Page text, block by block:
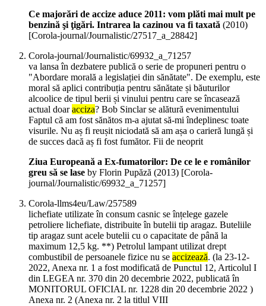
Ce majorări de accize aduce 2011: vom plăti mai mult pe
benzină şi ţigări. Intrarea la cazinou va fi taxată (2010)
[Corola-journal/Journalistic/27517_a_28842]
Corola-journal/Journalistic/69932_a_71257
va lansa în dezbatere publică o serie de propuneri pentru o
"Abordare morală a legislației din sănătate". De exemplu, este
moral să aplici contribuția pentru sănătate și băuturilor
alcoolice de tipul berii și vinului pentru care se încasează
actual doaracciza? Bob Sinclar se alătură evenimentului
Faptul că am fost sănătos m-a ajutat să-mi îndeplinesc toate
visurile. Nu aș fi reușit niciodată să am așa o carieră lungă și
de succes dacă aș fi fost fumător. Fii de neoprit
Ziua Europeană a Ex-fumatorilor: De ce le e românilor
greu să se lase by Florin Pupăză (2013) [Corola-
journal/Journalistic/69932_a_71257]
Corola-llms4eu/Law/257589
lichefiate utilizate în consum casnic se înțelege gazele
petroliere lichefiate, distribuite în butelii tip aragaz. Buteliile
tip aragaz sunt acele butelii cu o capacitate de până la
maximum 12,5 kg. **) Petrolul lampant utilizat drept
combustibil de persoanele fizice nu se accizează. (la 23-12-
2022, Anexa nr. 1 a fost modificată de Punctul 12, Articolul I
din LEGEA nr. 370 din 20 decembrie 2022, publicată în
MONITORUL OFICIAL nr. 1228 din 20 decembrie 2022 )
Anexa nr. 2 (Anexa nr. 2 la titlul VIII